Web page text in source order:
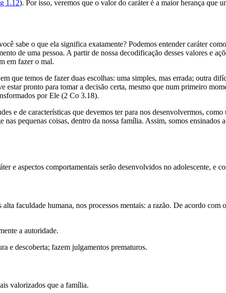
1.12). Por isso, veremos que o valor do caráter é a maior herança que
sabe o que ela significa exatamente? Podemos entender caráter
de uma pessoa. A partir de nossa decodificação desses valores e
em fazer o mal.
que temos de fazer duas escolhas: uma simples, mas errada; outra
estar pronto para tomar a decisão certa, mesmo que num primeiro
por Ele (2 Co 3.18).
e de características que devemos ter para nos desenvolvermos,
nas pequenas coisas, dentro da nossa família. Assim, somos
e aspectos comportamentais serão desenvolvidos no adolescente, e
faculdade humana, nos processos mentais: a razão. De acordo
a autoridade.
e descoberta; fazem julgamentos prematuros.
valorizados que a família.